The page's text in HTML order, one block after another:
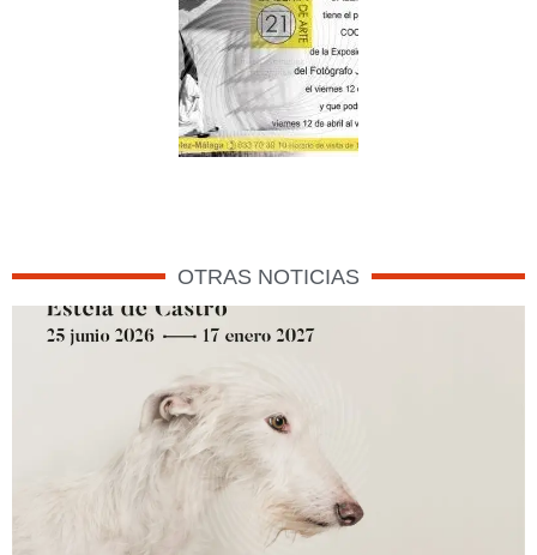
OTRAS NOTICIAS